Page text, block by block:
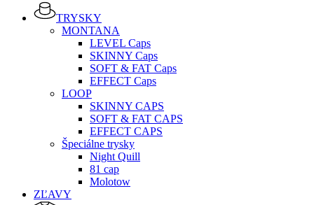
TRYSKY
MONTANA
LEVEL Caps
SKINNY Caps
SOFT & FAT Caps
EFFECT Caps
LOOP
SKINNY CAPS
SOFT & FAT CAPS
EFFECT CAPS
Špeciálne trysky
Night Quill
81 cap
Molotow
ZĽAVY